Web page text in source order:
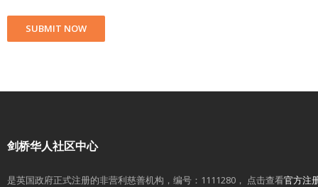
剑桥华人社区中心
是英国政府正式注册的非营利慈善机构，编号：1111280， 点击查看官方注